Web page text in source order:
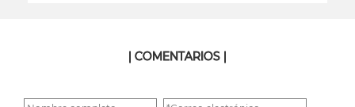
| COMENTARIOS |